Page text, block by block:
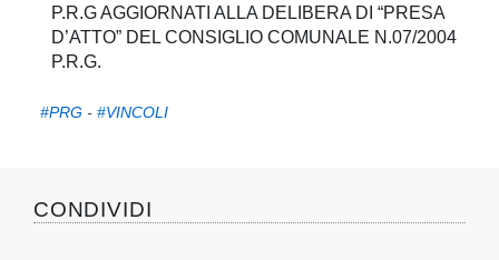
P.R.G AGGIORNATI ALLA DELIBERA DI “PRESA
D’ATTO” DEL CONSIGLIO COMUNALE N.07/2004
P.R.G.
#PRG- #VINCOLI
CONDIVIDI